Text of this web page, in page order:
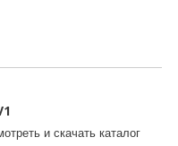
и скачать каталог